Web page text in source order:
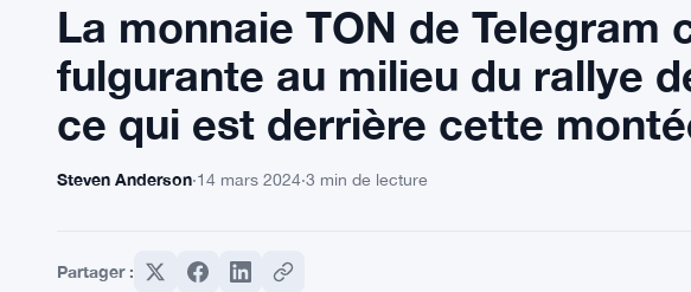
La monnaie TON de Telegram
fulgurante au milieu du rallye
ce qui est derrière cette
Steven Anderson·14 mars 2024·3 min de lecture
Partager :